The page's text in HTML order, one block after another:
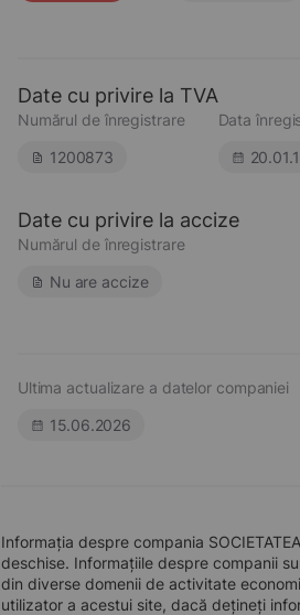
Date cu privire la TVA
Numărul de înregistrare
1200873
Data
Date cu privire la accize
Numărul de înregistrare
Nu are accize
Ultima actualizare a datelor companiei
15.06.2026
Informația despre compania
deschise. Informațiile despre companii
din diverse domenii de activitate
utilizator a acestui site, dacă dețineți